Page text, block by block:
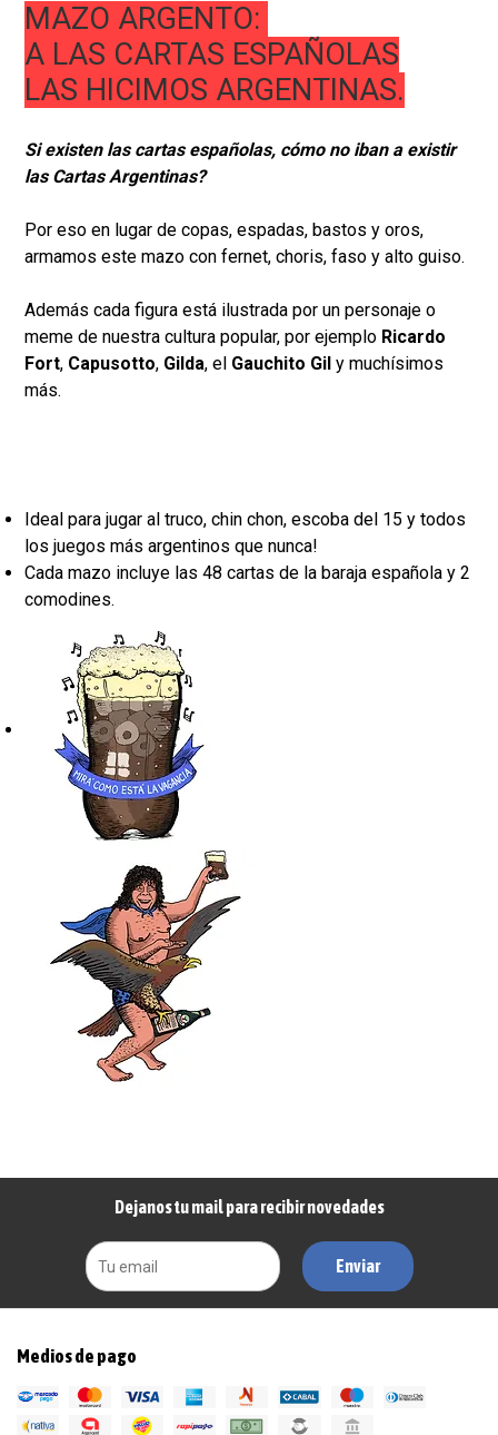
MAZO ARGENTO:
A LAS CARTAS ESPAÑOLAS
LAS HICIMOS ARGENTINAS.
Si existen las cartas españolas, cómo no iban a existir
las Cartas Argentinas?
Por eso en lugar de copas, espadas, bastos y oros,
armamos este mazo con fernet, choris, faso y alto guiso.
Además cada figura está ilustrada por un personaje o
meme de nuestra cultura popular, por ejemplo Ricardo
Fort, Capusotto, Gilda, el Gauchito Gil y muchísimos
más.
Ideal para jugar al truco, chin chon, escoba del 15 y todos
los juegos más argentinos que nunca!
Cada mazo incluye las 48 cartas de la baraja española y 2
comodines.
Dejanos tu mail para recibir novedades
Enviar
Medios de pago